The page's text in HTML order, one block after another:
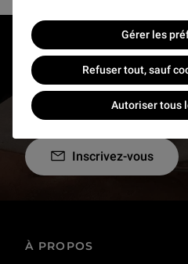
Gérer les
Refuser tout, sauf
Autoriser tous
RESTONS EN CONTACT
Recevez des nouvelles
Inscrivez-vous
À PROPOS